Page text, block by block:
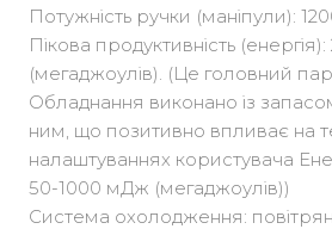
Потужність ручки (маніпули):
Пікова продуктивність
(мегаджоулів). (Це головний
Обладнання виконано із
ним, що позитивно впливає на
налаштуваннях користувача
50-1000 мДж (мегаджоулів))
Система охолодження: